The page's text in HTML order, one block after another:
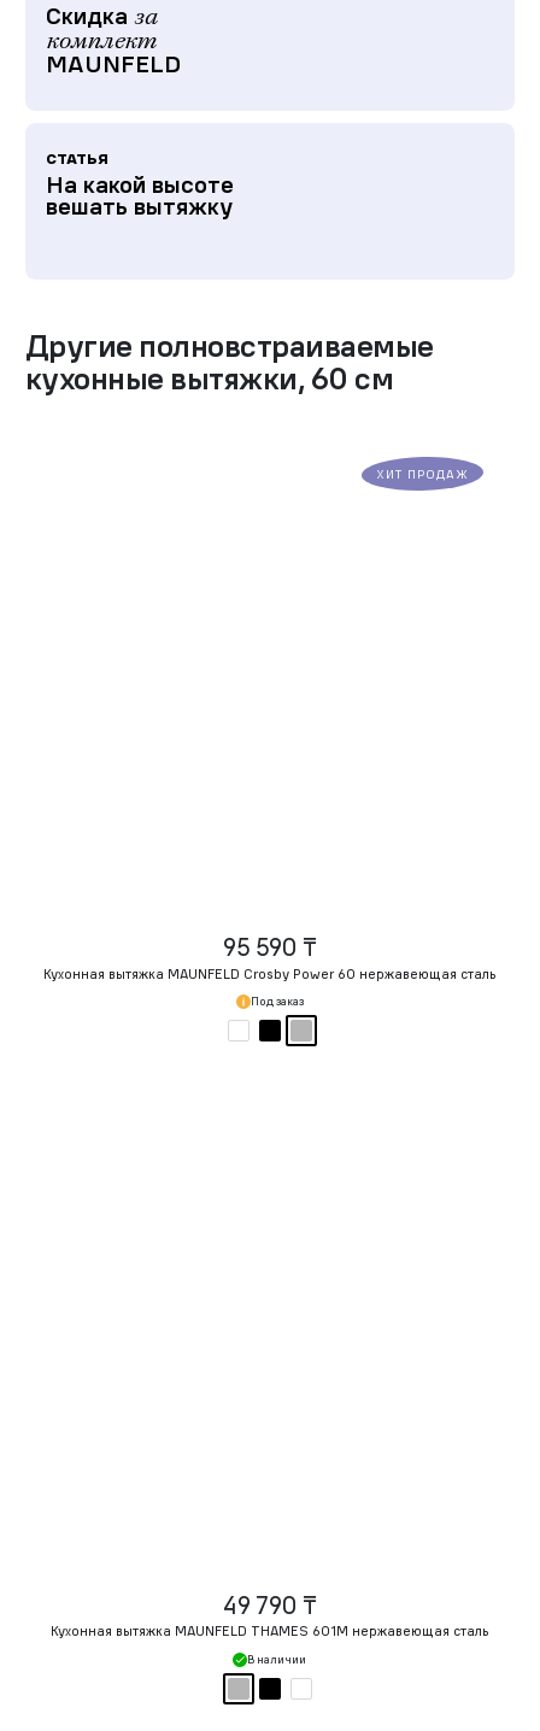
Скидка за
комплект
MAUNFELD
СТАТЬЯ
На какой высоте
вешать вытяжку
Другие полновстраиваемые
кухонные вытяжки, 60 см
ХИТ ПРОДАЖ
95 590 ₸
Кухонная вытяжка MAUNFELD Crosby Power 60 нержавеющая сталь
Под заказ
49 790 ₸
Кухонная вытяжка MAUNFELD THAMES 601M нержавеющая сталь
В наличии